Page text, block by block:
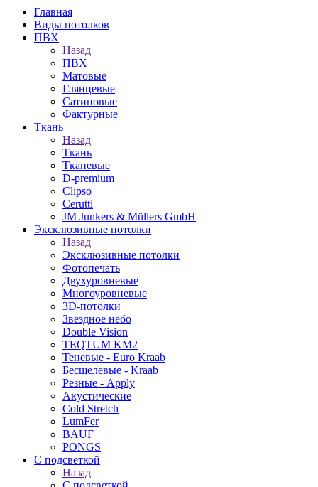
Главная
Виды потолков
ПВХ
Назад
ПВХ
Матовые
Глянцевые
Сатиновые
Фактурные
Ткань
Назад
Ткань
Тканевые
D-premium
Clipso
Cerutti
JM Junkers & Müllers GmbH
Эксклюзивные потолки
Назад
Эксклюзивные потолки
Фотопечать
Двухуровневые
Многоуровневые
3D-потолки
Звездное небо
Double Vision
TEQTUM KM2
Теневые - Euro Kraab
Бесщелевые - Kraab
Резные - Apply
Акустические
Cold Stretch
LumFer
BAUF
PONGS
С подсветкой
Назад